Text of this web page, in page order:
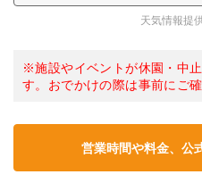
天気情報提
※施設やイベントが休園・中
す。おでかけの際は事前にご確
営業時間や料金、公